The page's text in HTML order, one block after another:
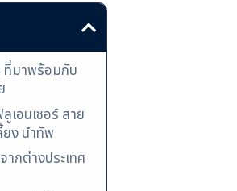
ที่มาพร้อมกับ
เอนเซอร์ สาย
ง นำทัพ
กต่างประเทศ